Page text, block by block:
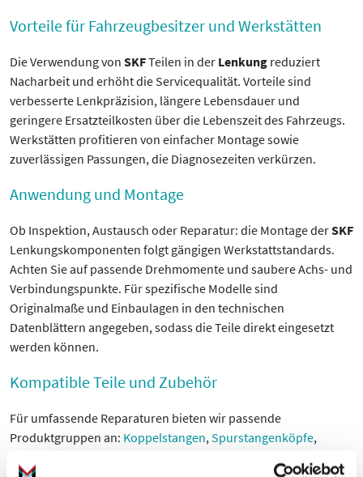
Vorteile für Fahrzeugbesitzer und Werkstätten
Die Verwendung von SKFTeilen in der Lenkung reduziert
Nacharbeit und erhöht die Servicequalität. Vorteile sind
verbesserte Lenkpräzision, längere Lebensdauer und
geringere Ersatzteilkosten über die Lebenszeit des Fahrzeugs.
Werkstätten profitieren von einfacher Montage sowie
zuverlässigen Passungen, die Diagnosezeiten verkürzen.
Anwendung und Montage
Ob Inspektion, Austausch oder Reparatur: die Montage derSKF
Lenkungskomponenten folgt gängigen Werkstattstandards.
Achten Sie auf passende Drehmomente und saubere Achs- und
Verbindungspunkte. Für spezifische Modelle sind
Originalmaße und Einbaulagen in den technischen
Datenblättern angegeben, sodass die Teile direkt eingesetzt
werden können.
Kompatible Teile und Zubehör
Für umfassende Reparaturen bieten wir passende
Produktgruppen an: Koppelstangen,Spurstangenköpfe,